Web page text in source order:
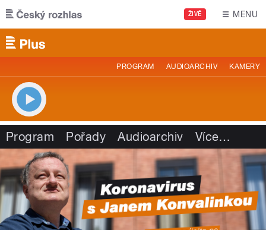
Přejít k hlavnímu obsahu
ŽIVĚ MENU
PROGRAM AUDIOARCHIV KAMERY
Program Pořady Audioarchiv Více…